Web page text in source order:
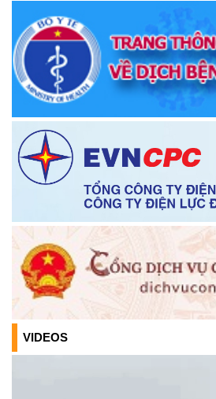
Thông báo về việc niêm yết danh
người ứng cử đại biểu Quốc hội khóa
đồng nhân dân các cấp, nhiệm kỳ
Thông báo chuyển trụ sở làm việc
chính công xã Krông Ana
(05/01/2026)
Thông báo về việc bán thanh lý tài
hao không sử dụng được theo hình
(26/12/2025)
TB Về việc cho phép chuyển mục đích
ông Nguyễn Đức Kiên, CCCD số:
Nguyễn Thị Thanh, CCCD số:
VIDEOS